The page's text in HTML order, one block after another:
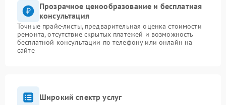
Прозрачное ценообразование и бесплатная
консультация
Точные прайс-листы, предварительная оценка стоимости
ремонта, отсутствие скрытых платежей и возможность
бесплатной консультации по телефону или онлайн на
сайте
Широкий спектр услуг